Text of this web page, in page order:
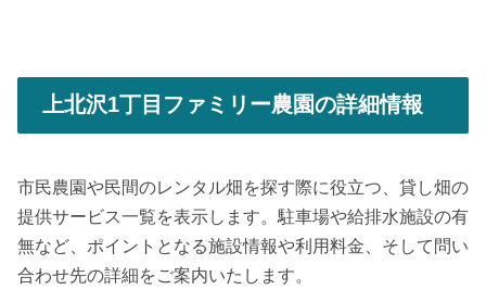
上北沢1丁目ファミリー農園の詳細情報
市民農園や民間のレンタル畑を探す際に役立つ、貸し畑の
提供サービス一覧を表示します。駐車場や給排水施設の有
無など、ポイントとなる施設情報や利用料金、そして問い
合わせ先の詳細をご案内いたします。